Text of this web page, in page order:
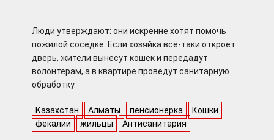
Люди утверждают: они искренне хотят помочь
пожилой соседке. Если хозяйка всё-таки откроет
дверь, жители вынесут кошек и передадут
волонтёрам, а в квартире проведут санитарную
обработку.
Казахстан Алматы пенсионерка
Кошки
фекалии
жильцы Антисанитария